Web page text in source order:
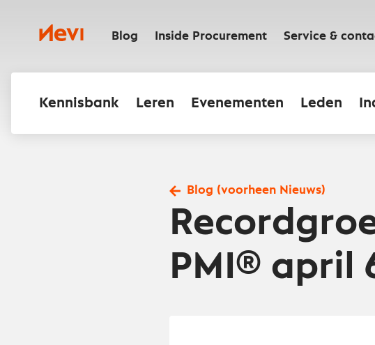
inhoudNevi Blog Inside Procurement Service &
Kennisbank Leren Evenementen Leden
Blog (voorheen Nieuws)
PMI® april